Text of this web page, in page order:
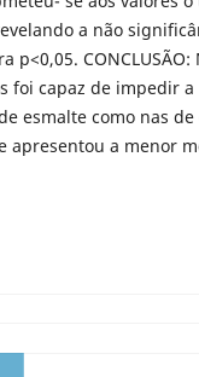
a não
p<0,05.
foi capaz de impedir
esmalte como nas de
apresentou a menor